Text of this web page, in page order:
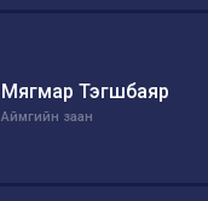
Мягмар Тэгшбаяр
Аймгийн заан